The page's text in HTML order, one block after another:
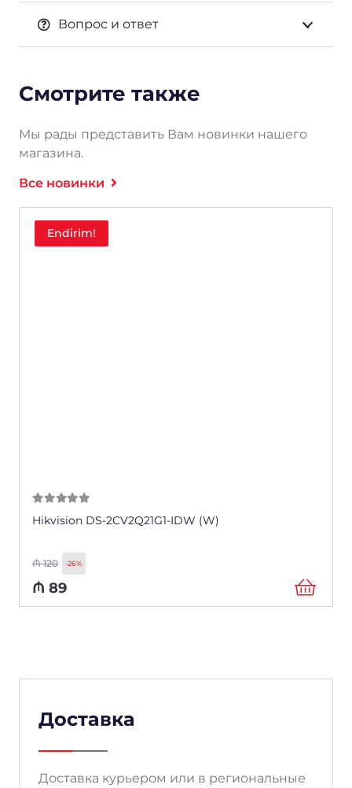
Вопрос и ответ
Смотрите также
Мы рады представить Вам новинки нашего
магазина.
Все новинки
Endirim!
Hikvision DS-2CV2Q21G1-IDW (W)
₼120 -26%
₼ 89
Доставка
Доставка курьером или в региональные